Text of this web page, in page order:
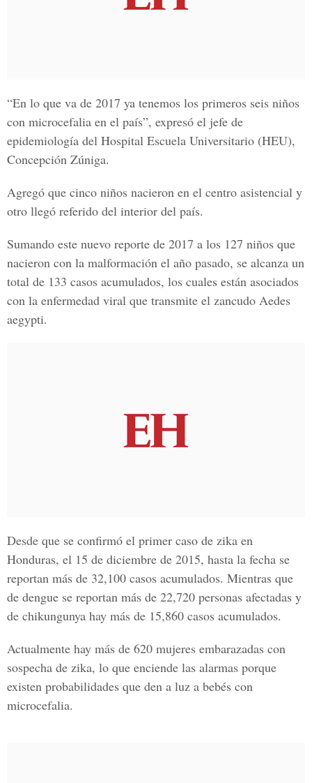
“En lo que va de 2017 ya tenemos los primeros seis niños
con microcefalia en el país”, expresó el jefe de
epidemiología del Hospital Escuela Universitario (HEU),
Concepción Zúniga.
Agregó que cinco niños nacieron en el centro asistencial y
otro llegó referido del interior del país.
Sumando este nuevo reporte de 2017 a los 127 niños que
nacieron con la malformación el año pasado, se alcanza un
total de 133 casos acumulados, los cuales están asociados
con la enfermedad viral que transmite el zancudo Aedes
aegypti.
Desde que se confirmó el primer caso de zika en
Honduras, el 15 de diciembre de 2015, hasta la fecha se
reportan más de 32,100 casos acumulados. Mientras que
de dengue se reportan más de 22,720 personas afectadas y
de chikungunya hay más de 15,860 casos acumulados.
Actualmente hay más de 620 mujeres embarazadas con
sospecha de zika, lo que enciende las alarmas porque
existen probabilidades que den a luz a bebés con
microcefalia.